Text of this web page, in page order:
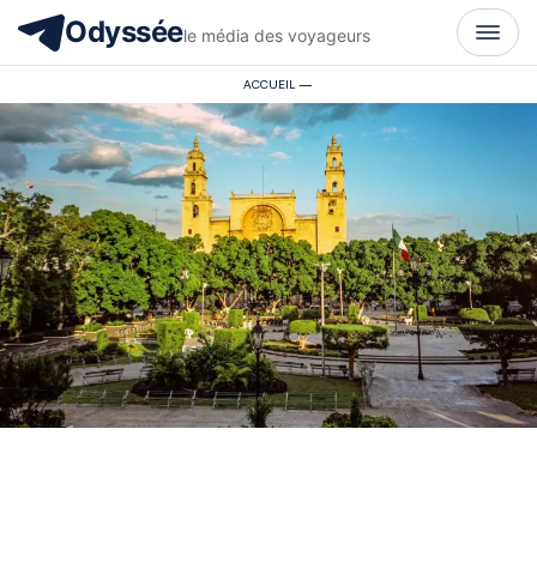
Odysséele média des voyageurs
ACCUEIL —